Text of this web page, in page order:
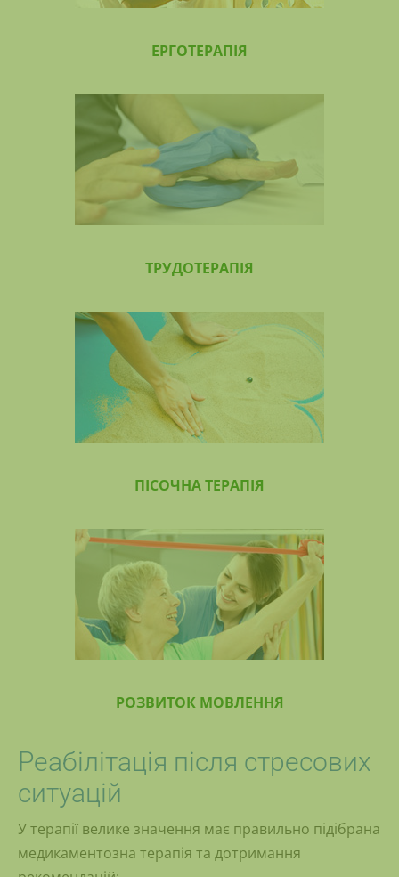
ЕРГОТЕРАПІЯ
ТРУДОТЕРАПІЯ
ПІСОЧНА ТЕРАПІЯ
РОЗВИТОК МОВЛЕННЯ
Реабілітація після стресових
ситуацій
У терапії велике значення має правильно підібрана
медикаментозна терапія та дотримання